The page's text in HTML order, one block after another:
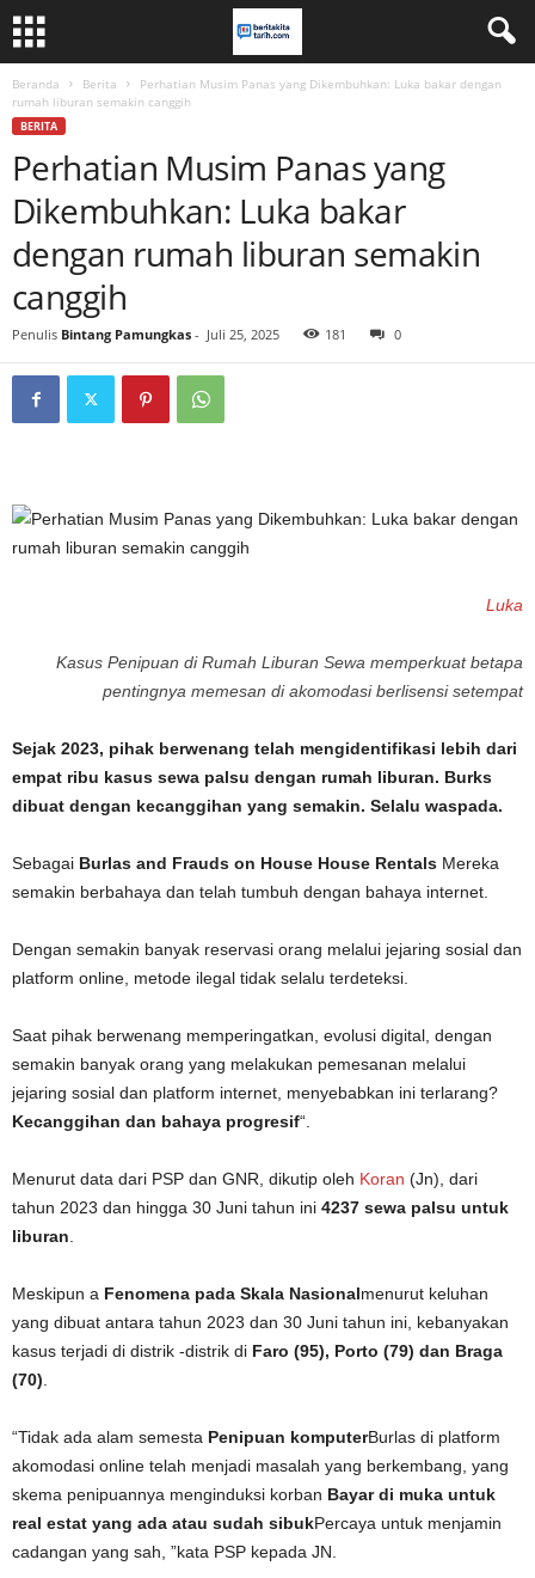
Beranda Berita
Perhatian Musim Panas yang Dikembuhkan: Luka bakar dengan
rumah liburan semakin canggih
BERITA
Perhatian Musim Panas yang
Dikembuhkan: Luka bakar
dengan rumah liburan semakin
canggih
Penulis Bintang Pamungkas - Juli 25, 2025 181 0
Luka
Kasus Penipuan di Rumah Liburan Sewa memperkuat betapa
pentingnya memesan di akomodasi berlisensi setempat
Sejak 2023, pihak berwenang telah mengidentifikasi lebih dari
empat ribu kasus sewa palsu dengan rumah liburan. Burks
dibuat dengan kecanggihan yang semakin. Selalu waspada.
Sebagai Burlas and Frauds on House House Rentals Mereka
semakin berbahaya dan telah tumbuh dengan bahaya internet.
Dengan semakin banyak reservasi orang melalui jejaring sosial dan
platform online, metode ilegal tidak selalu terdeteksi.
Saat pihak berwenang memperingatkan, evolusi digital, dengan
semakin banyak orang yang melakukan pemesanan melalui
jejaring sosial dan platform internet, menyebabkan ini terlarang?
Kecanggihan dan bahaya progresif“.
Menurut data dari PSP dan GNR, dikutip oleh Koran (Jn), dari
tahun 2023 dan hingga 30 Juni tahun ini 4237 sewa palsu untuk
liburan
Meskipun a Fenomena pada Skala Nasionalmenurut keluhan
yang dibuat antara tahun 2023 dan 30 Juni tahun ini, kebanyakan
kasus terjadi di distrik -distrik di Faro (95), Porto (79) dan Braga
(70)
“Tidak ada alam semesta Penipuan komputerBurlas di platform
akomodasi online telah menjadi masalah yang berkembang, yang
skema penipuannya menginduksi korban Bayar di muka untuk
real estat yang ada atau sudah sibukPercaya untuk menjamin
cadangan yang sah, ”kata PSP kepada JN.